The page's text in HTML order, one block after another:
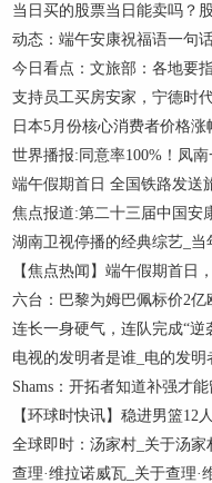
当日买的股票当日能卖吗？
动态：端午安康祝福语一句
今日看点：文旅部：各地要
支持员工买房安家，宁德时
日本5月份核心消费者价格
世界播报:同意率100%！凤
端午假期首日 全国铁路发送
焦点报道:第二十三届中国安
湖南卫视停播的经典综艺_
【焦点热闻】端午假期首日
六台：巴黎为姆巴佩标价2
连长一身硬气，连队完成“逆
电视的发明者是谁_电的发明
Shams：开拓者知道补强才
【环球时快讯】稳进男篮12
全球即时：汤家村_关于汤家
查理·维拉诺威瓦_关于查理·